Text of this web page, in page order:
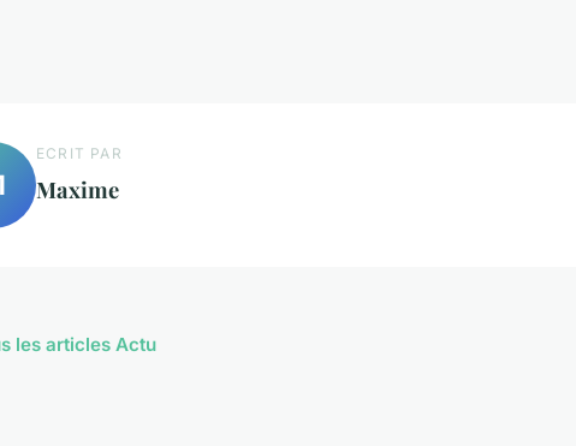
ECRIT PAR
Maxime
les articles Actu